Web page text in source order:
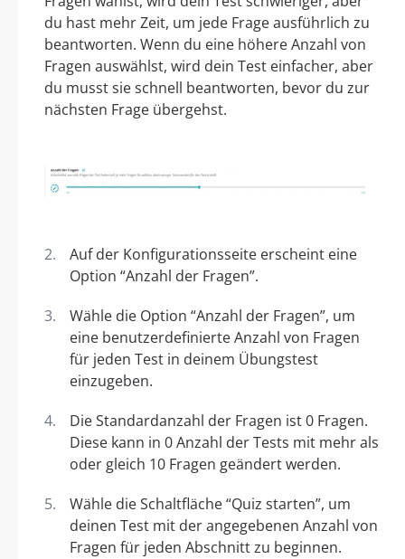
du hast mehr Zeit, um jede Frage ausführlich zu
beantworten. Wenn du eine höhere Anzahl von
Fragen auswählst, wird dein Test einfacher, aber
du musst sie schnell beantworten, bevor du zur
nächsten Frage übergehst.
Auf der Konfigurationsseite erscheint eine
Option “Anzahl der Fragen”.
Wähle die Option “Anzahl der Fragen”, um
eine benutzerdefinierte Anzahl von Fragen
für jeden Test in deinem Übungstest
einzugeben.
Die Standardanzahl der Fragen ist 0 Fragen.
Diese kann in 0 Anzahl der Tests mit mehr als
oder gleich 10 Fragen geändert werden.
Wähle die Schaltfläche “Quiz starten”, um
deinen Test mit der angegebenen Anzahl von
Fragen für jeden Abschnitt zu beginnen.